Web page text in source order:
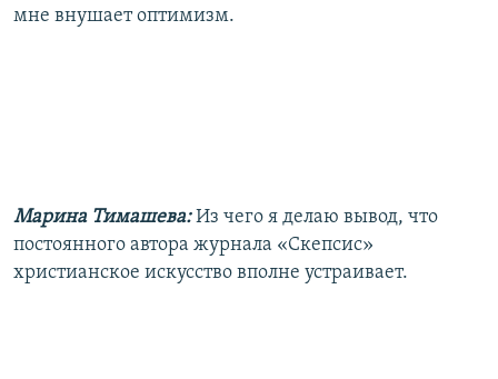
мне внушает оптимизм.
Марина Тимашева:Из чего я делаю вывод, что
постоянного автора журнала «Скепсис»
христианское искусство вполне устраивает.